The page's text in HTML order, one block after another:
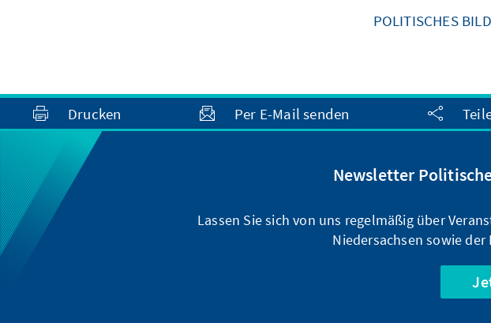
POLITISCHES
Drucken Per E-Mail senden
Newsletter
Lassen Sie sich von uns regelmäßig über
Niedersachsen sowie